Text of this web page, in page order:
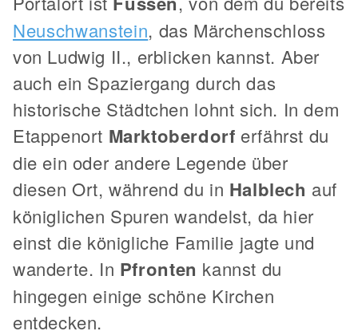
Neuschwanstein, das Märchenschloss
von Ludwig II., erblicken kannst. Aber
auch ein Spaziergang durch das
historische Städtchen lohnt sich. In dem
Etappenort Marktoberdorf erfährst du
die ein oder andere Legende über
diesen Ort, während du in Halblech auf
königlichen Spuren wandelst, da hier
einst die königliche Familie jagte und
wanderte. In Pfronten kannst du
hingegen einige schöne Kirchen
entdecken.